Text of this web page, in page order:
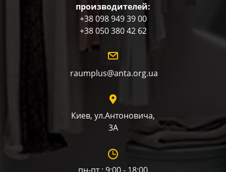
производителей:
+38 098 949 39 00
+38 050 380 42 62
raumplus@anta.org.ua
Киев, ул.Антоновича,
3А